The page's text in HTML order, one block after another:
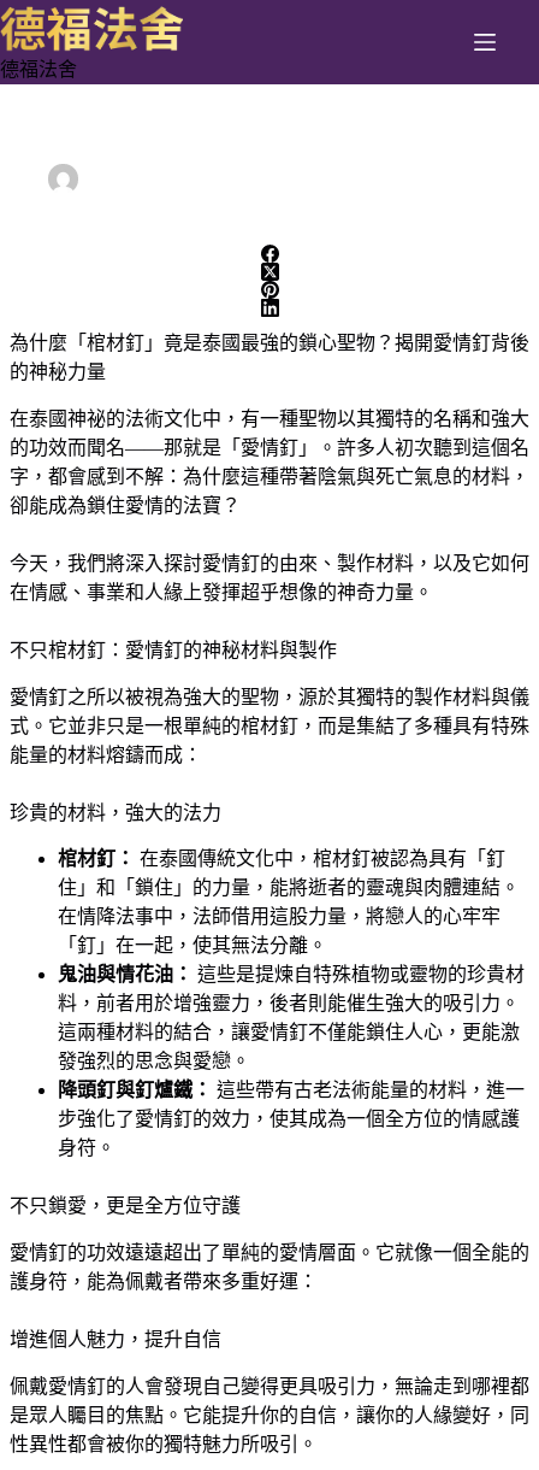
跳
至
主
德福法舍
為什麼「棺材釘」竟是泰國最強的鎖心聖物？揭開愛情釘背後
的神秘力量
在泰國神祕的法術文化中，有一種聖物以其獨特的名稱和強大
的功效而聞名——那就是「愛情釘」。許多人初次聽到這個名
字，都會感到不解：為什麼這種帶著陰氣與死亡氣息的材料，
卻能成為鎖住愛情的法寶？
今天，我們將深入探討愛情釘的由來、製作材料，以及它如何
在情感、事業和人緣上發揮超乎想像的神奇力量。
不只棺材釘：愛情釘的神秘材料與製作
愛情釘之所以被視為強大的聖物，源於其獨特的製作材料與儀
式。它並非只是一根單純的棺材釘，而是集結了多種具有特殊
能量的材料熔鑄而成：
珍貴的材料，強大的法力
棺材釘： 在泰國傳統文化中，棺材釘被認為具有「釘
住」和「鎖住」的力量，能將逝者的靈魂與肉體連結。
在情降法事中，法師借用這股力量，將戀人的心牢牢
「釘」在一起，使其無法分離。
鬼油與情花油： 這些是提煉自特殊植物或靈物的珍貴材
料，前者用於增強靈力，後者則能催生強大的吸引力。
這兩種材料的結合，讓愛情釘不僅能鎖住人心，更能激
發強烈的思念與愛戀。
降頭釘與釘爐鐵： 這些帶有古老法術能量的材料，進一
步強化了愛情釘的效力，使其成為一個全方位的情感護
身符。
不只鎖愛，更是全方位守護
愛情釘的功效遠遠超出了單純的愛情層面。它就像一個全能的
護身符，能為佩戴者帶來多重好運：
增進個人魅力，提升自信
佩戴愛情釘的人會發現自己變得更具吸引力，無論走到哪裡都
是眾人矚目的焦點。它能提升你的自信，讓你的人緣變好，同
性異性都會被你的獨特魅力所吸引。